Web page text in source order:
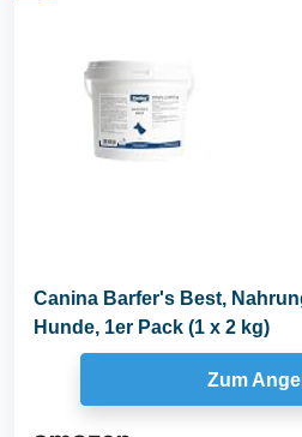
Canina Barfer's Best,
Hunde, 1er Pack (1 x 2 kg)
Zum